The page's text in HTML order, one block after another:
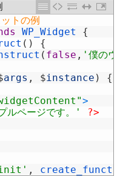
トの例
WP_Widget
{
( )
{
( false , '僕の
args , $instance )
{
>
ルページです。'
?>
,